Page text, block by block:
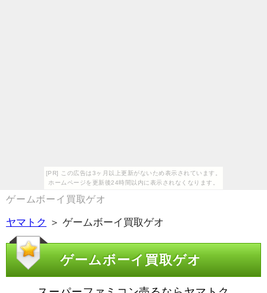
[PR] この広告は3ヶ月以上更新がないため表示されています。
ホームページを更新後24時間以内に表示されなくなります。
ゲームボーイ買取ゲオ
ヤマトク ＞ ゲームボーイ買取ゲオ
ゲームボーイ買取ゲオ